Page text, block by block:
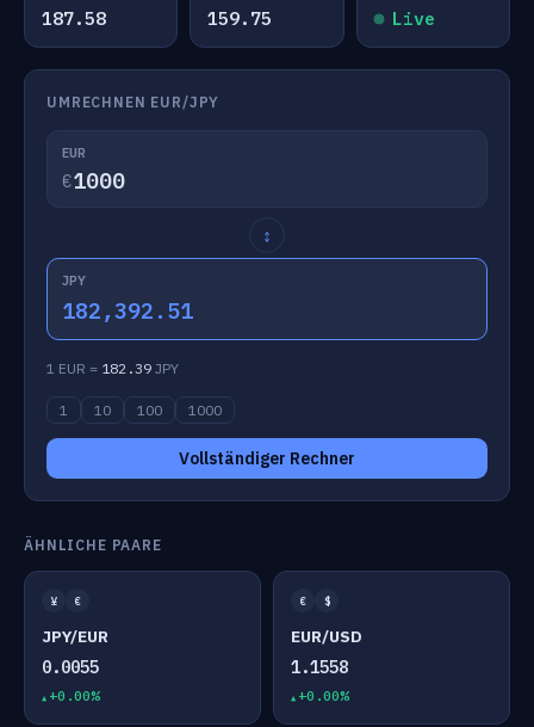
187.58 159.75 Live
UMRECHNEN EUR/JPY
EUR
€
↕
JPY
182,392.51
1 EUR = 182.39 JPY
1 10 100 1000
Vollständiger Rechner
ÄHNLICHE PAARE
¥ €
JPY/EUR
0.0055
+0.00%
€ $
EUR/USD
1.1558
+0.00%